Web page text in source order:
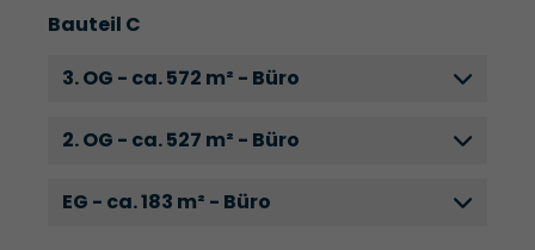
Bauteil C
3. OG - ca. 572 m² - Büro
2. OG - ca. 527 m² - Büro
EG - ca. 183 m² - Büro